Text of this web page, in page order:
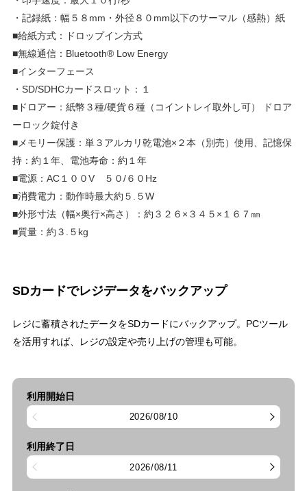
・記録紙：幅５８mm・外径８０mm以下のサーマル（感熱）紙
■給紙方式：ドロップイン方式
■無線通信：Bluetooth® Low Energy
■インターフェース
・SD/SDHCカードスロット：１
■ドロアー：紙幣３種/硬貨６種（コイントレイ取外し可） ドロア
ーロック錠付き
■メモリー保護：単３アルカリ乾電池×２本（別売）使用、記憶保
持：約１年、電池寿命：約１年
■電源：AC１００V ５０/６０Hz
■消費電力：動作時最大約５.５W
■外形寸法（幅×奥行×高さ）：約３２６×３４５×１６７㎜
■質量：約３.５kg
SDカードでレジデータをバックアップ
レジに蓄積されたデータをSDカードにバックアップ。PCツール
を活用すれば、レジの設定や売り上げの管理も可能。
利用開始日
2026/08/10
利用終了日
2026/08/11